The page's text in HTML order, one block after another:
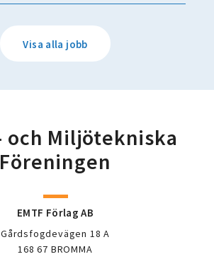
Visa alla jobb
och Miljötekniska
Föreningen
EMTF Förlag AB
Gårdsfogdevägen 18 A
168 67 BROMMA